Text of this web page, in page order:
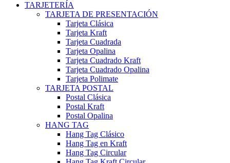
TARJETERÍA
TARJETA DE PRESENTACIÓN
Tarjeta Clásica
Tarjeta Kraft
Tarjeta Cuadrada
Tarjeta Opalina
Tarjeta Cuadrado Kraft
Tarjeta Cuadrado Opalina
Tarjeta Polimate
TARJETA POSTAL
Postal Clásica
Postal Kraft
Postal Opalina
HANG TAG
Hang Tag Clásico
Hang Tag en Kraft
Hang Tag Circular